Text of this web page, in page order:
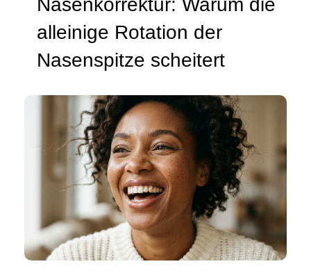
Nasenkorrektur: Warum die
alleinige Rotation der
Nasenspitze scheitert